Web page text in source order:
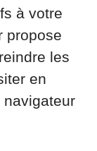
à votre
propose
les
en
navigateur